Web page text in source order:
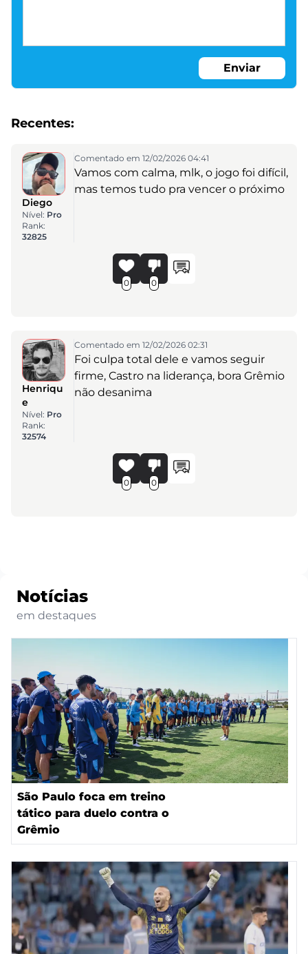
Enviar
Recentes:
Diego
Nível: Pro
Rank:
32825
Comentado em 12/02/2026 04:41
Vamos com calma, mlk, o jogo foi difícil,
mas temos tudo pra vencer o próximo
0 0
Henriqu
e
Nível: Pro
Rank:
32574
Comentado em 12/02/2026 02:31
Foi culpa total dele e vamos seguir
firme, Castro na liderança, bora Grêmio
não desanima
0 0
Notícias
em destaques
São Paulo foca em treino
tático para duelo contra o
Grêmio